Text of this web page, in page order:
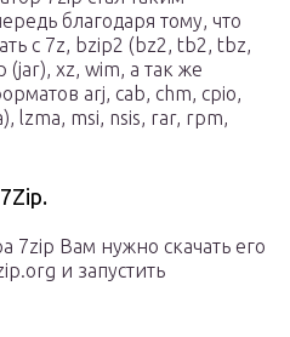
благодаря тому, что
с 7z, bzip2 (bz2, tb2, tbz,
xz, wim, а так же
arj, cab, chm, cpio,
lzma, msi, nsis, rar, rpm,
7zip Вам нужно скачать его
и запустить